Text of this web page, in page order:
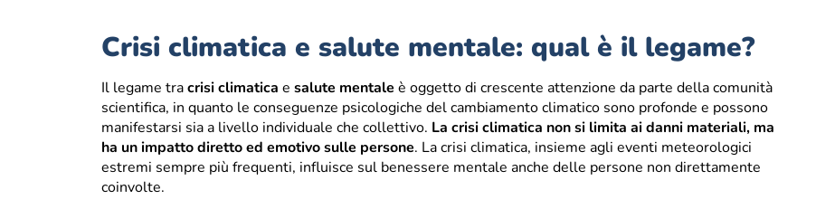
Crisi climatica e salute mentale: qual è il legame?
Il legame tracrisi climatica e salute mentale è oggetto di crescente attenzione da parte della comunità
scientifica, in quanto le conseguenze psicologiche del cambiamento climatico sono profonde e possono
manifestarsi sia a livello individuale che collettivo. La crisi climatica non si limita ai danni materiali, ma
ha un impatto diretto ed emotivo sulle persone. La crisi climatica, insieme agli eventi meteorologici
estremi sempre più frequenti, influisce sul benessere mentale anche delle persone non direttamente
coinvolte.